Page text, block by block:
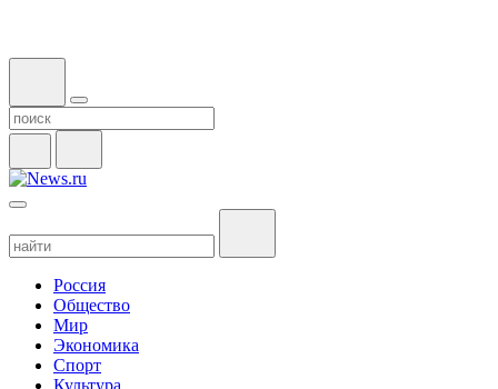
Россия
Общество
Мир
Экономика
Спорт
Культура